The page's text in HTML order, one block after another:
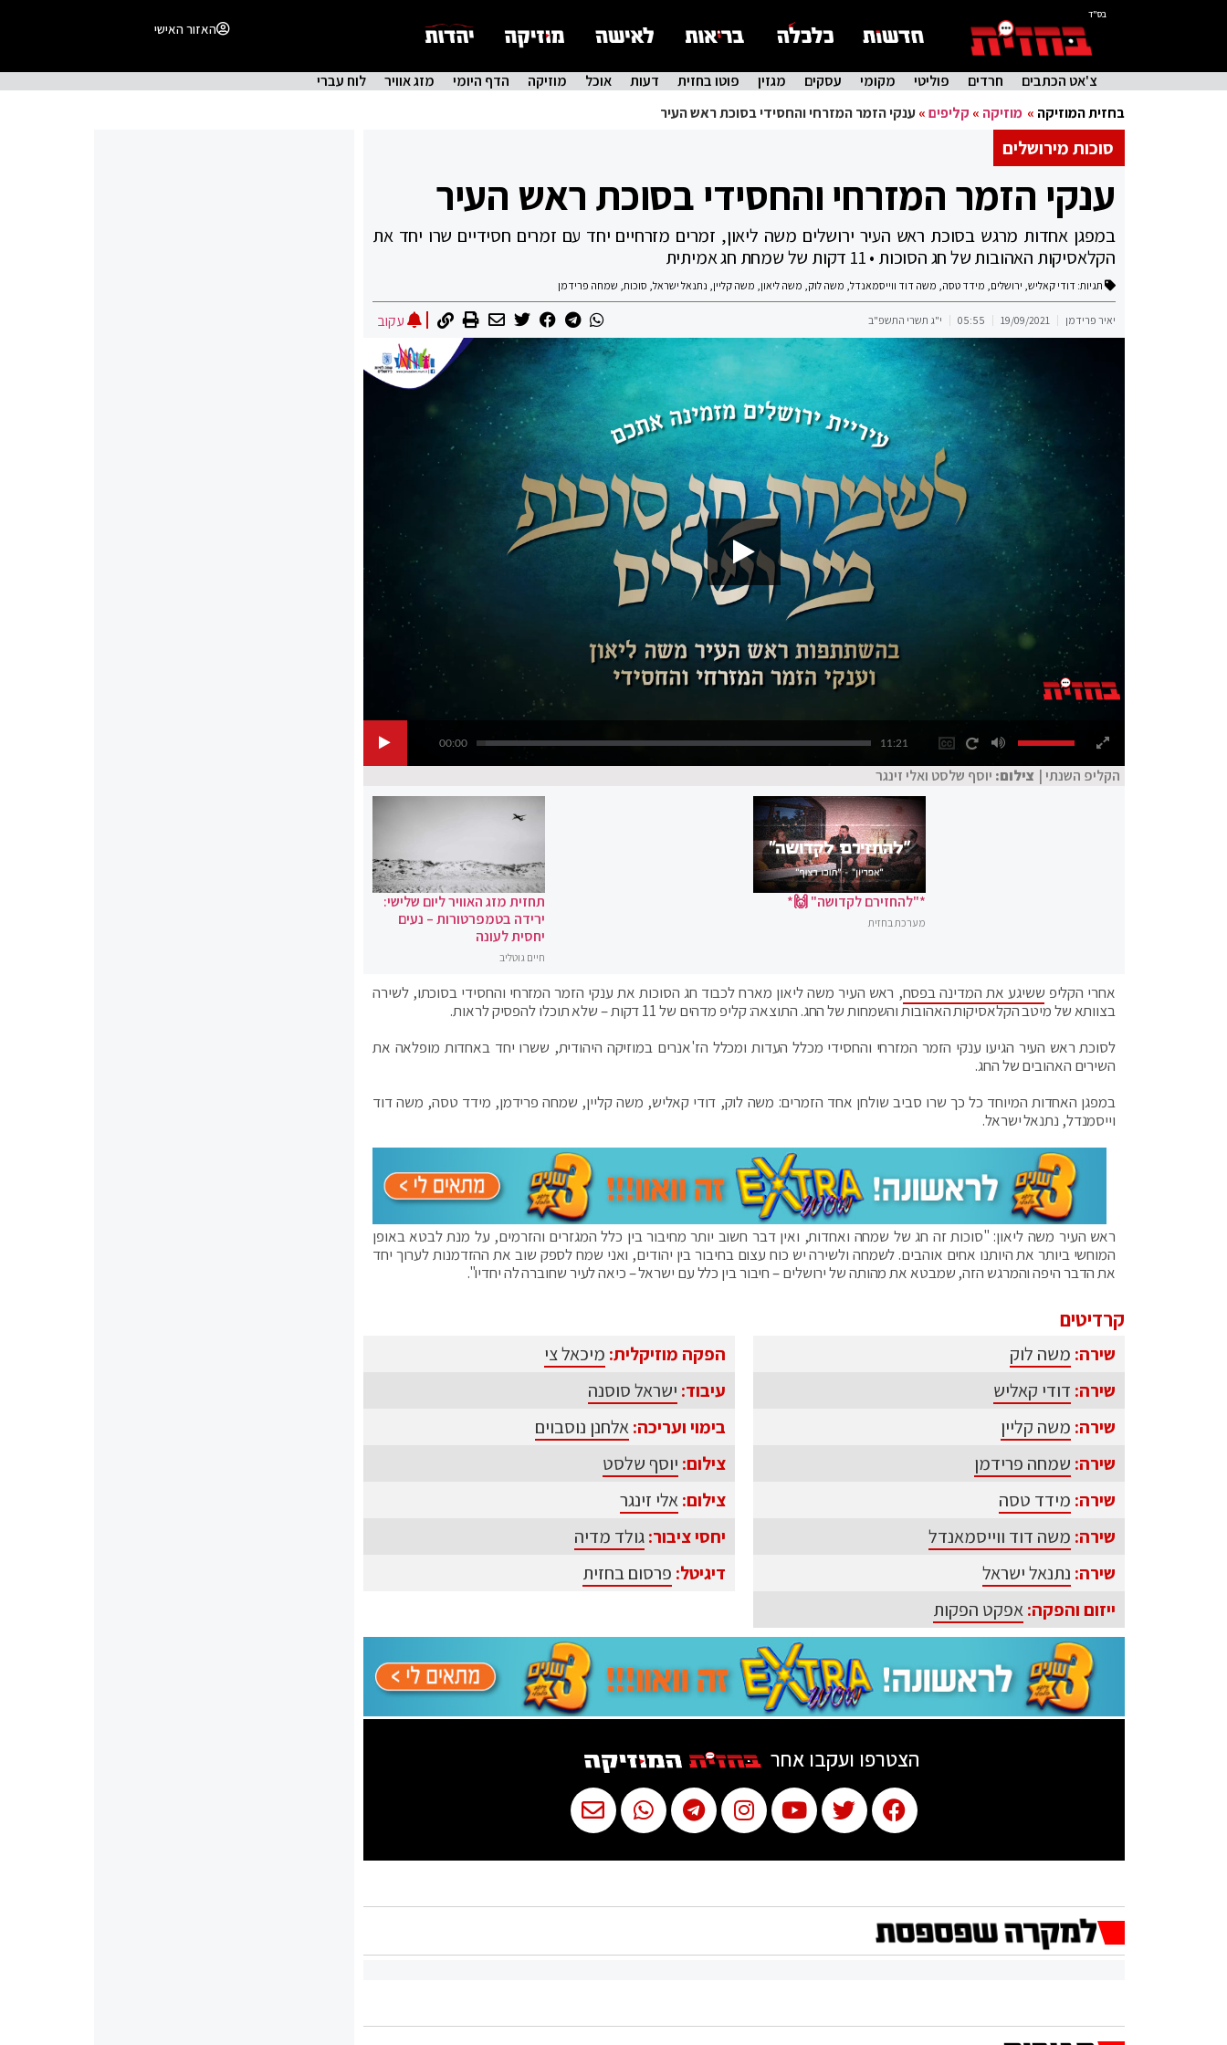
בס"ד
האזור האישי
צ'אט הכתבים חרדים פוליטי מקומי עסקים מגזין פוטו בחזית דעות אוכל מוזיקה הדף היומי מזג אוויר
לוח עברי
בחזית המוזיקה » מוזיקה » קליפים»ענקי הזמר המזרחי והחסידי בסוכת ראש העיר
סוכות מירושלים
ענקי הזמר המזרחי והחסידי בסוכת ראש העיר
במפגן אחדות מרגש בסוכת ראש העיר ירושלים משה ליאון, זמרים מזרחיים יחד עם זמרים חסידיים שרו יחד את
הקלאסיקות האהובות של חג הסוכות • 11 דקות של שמחת חג אמיתית
תגיות: דודי קאליש, ירושלים, מידד טסה, משה דוד ווייסמאנדל, משה לוק, משה ליאון, משה קליין, נתנאל ישראל, סוכות, שמחה פרידמן
יאיר פרידמן 19/09/2021
05:55 י"ג תשרי התשפ"ב עקוב
00:00 11:21
הקליפ השנתי | צילום: יוסף שלסט ואלי זינגר
*"להחזירם לקדושה" 🙌*
מערכת בחזית
תחזית מזג האוויר ליום שלישי:
ירידה בטמפרטורות – נעים
יחסית לעונה
חיים גוטליב
אחרי הקליפ ששיגע את המדינה בפסח, ראש העיר משה ליאון מארח לכבוד חג הסוכות את ענקי הזמר המזרחי והחסידי בסוכתו, לשירה
בצוותא של מיטב הקלאסיקות האהובות והשמחות של החג. התוצאה: קליפ מדהים של 11 דקות – שלא תוכלו להפסיק לראות.
לסוכת ראש העיר הגיעו ענקי הזמר המזרחי והחסידי מכלל העדות ומכלל הז'אנרים במוזיקה היהודית, ששרו יחד באחדות מופלאה את
השירים האהובים של החג.
במפגן האחדות המיוחד כל כך שרו סביב שולחן אחד הזמרים: משה לוק, דודי קאליש, משה קליין, שמחה פרידמן, מידד טסה, משה דוד
וייסמנדל, נתנאל ישראל.
ראש העיר משה ליאון: "סוכות זה חג של שמחה ואחדות, ואין דבר חשוב יותר מחיבור בין כלל המגזרים והזרמים, על מנת לבטא באופן
המוחשי ביותר את היותנו אחים אוהבים. לשמחה ולשירה יש כוח עצום בחיבור בין יהודים, ואני שמח לספק שוב את ההזדמנות לערוך יחד
את הדבר היפה והמרגש הזה, שמבטא את מהותה של ירושלים – חיבור בין כלל עם ישראל – כיאה לעיר שחוברה לה יחדיו".
קרדיטים
שירה: משה לוק
שירה: דודי קאליש
שירה: משה קליין
שירה: שמחה פרידמן
שירה: מידד טסה
שירה: משה דוד ווייסמאנדל
שירה: נתנאל ישראל
ייזום והפקה:אפקט הפקות
הפקה מוזיקלית: מיכאל צי
עיבוד: ישראל סוסנה
בימוי ועריכה:אלחנן נוסבוים
צילום: יוסף שלסט
צילום:אלי זינגר
יחסי ציבור:גולד מדיה
דיגיטל: פרסום בחזית
הצטרפו ועקבו אחר